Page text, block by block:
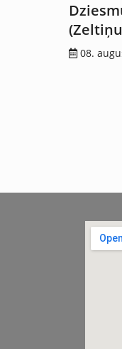
08.